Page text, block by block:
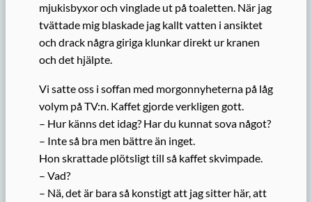
mjukisbyxor och vinglade ut på toaletten. När jag
tvättade mig blaskade jag kallt vatten i ansiktet
och drack några giriga klunkar direkt ur kranen
och det hjälpte.
Vi satte oss i soffan med morgonnyheterna på låg
volym på TV:n. Kaffet gjorde verkligen gott.
– Hur känns det idag? Har du kunnat sova något?
– Inte så bra men bättre än inget.
Hon skrattade plötsligt till så kaffet skvimpade.
– Vad?
– Nä, det är bara så konstigt att jag sitter här, att